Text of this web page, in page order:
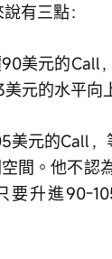
有三點：
美元的Call
元的水平向
美元的Call
間。他不認
要升進90-